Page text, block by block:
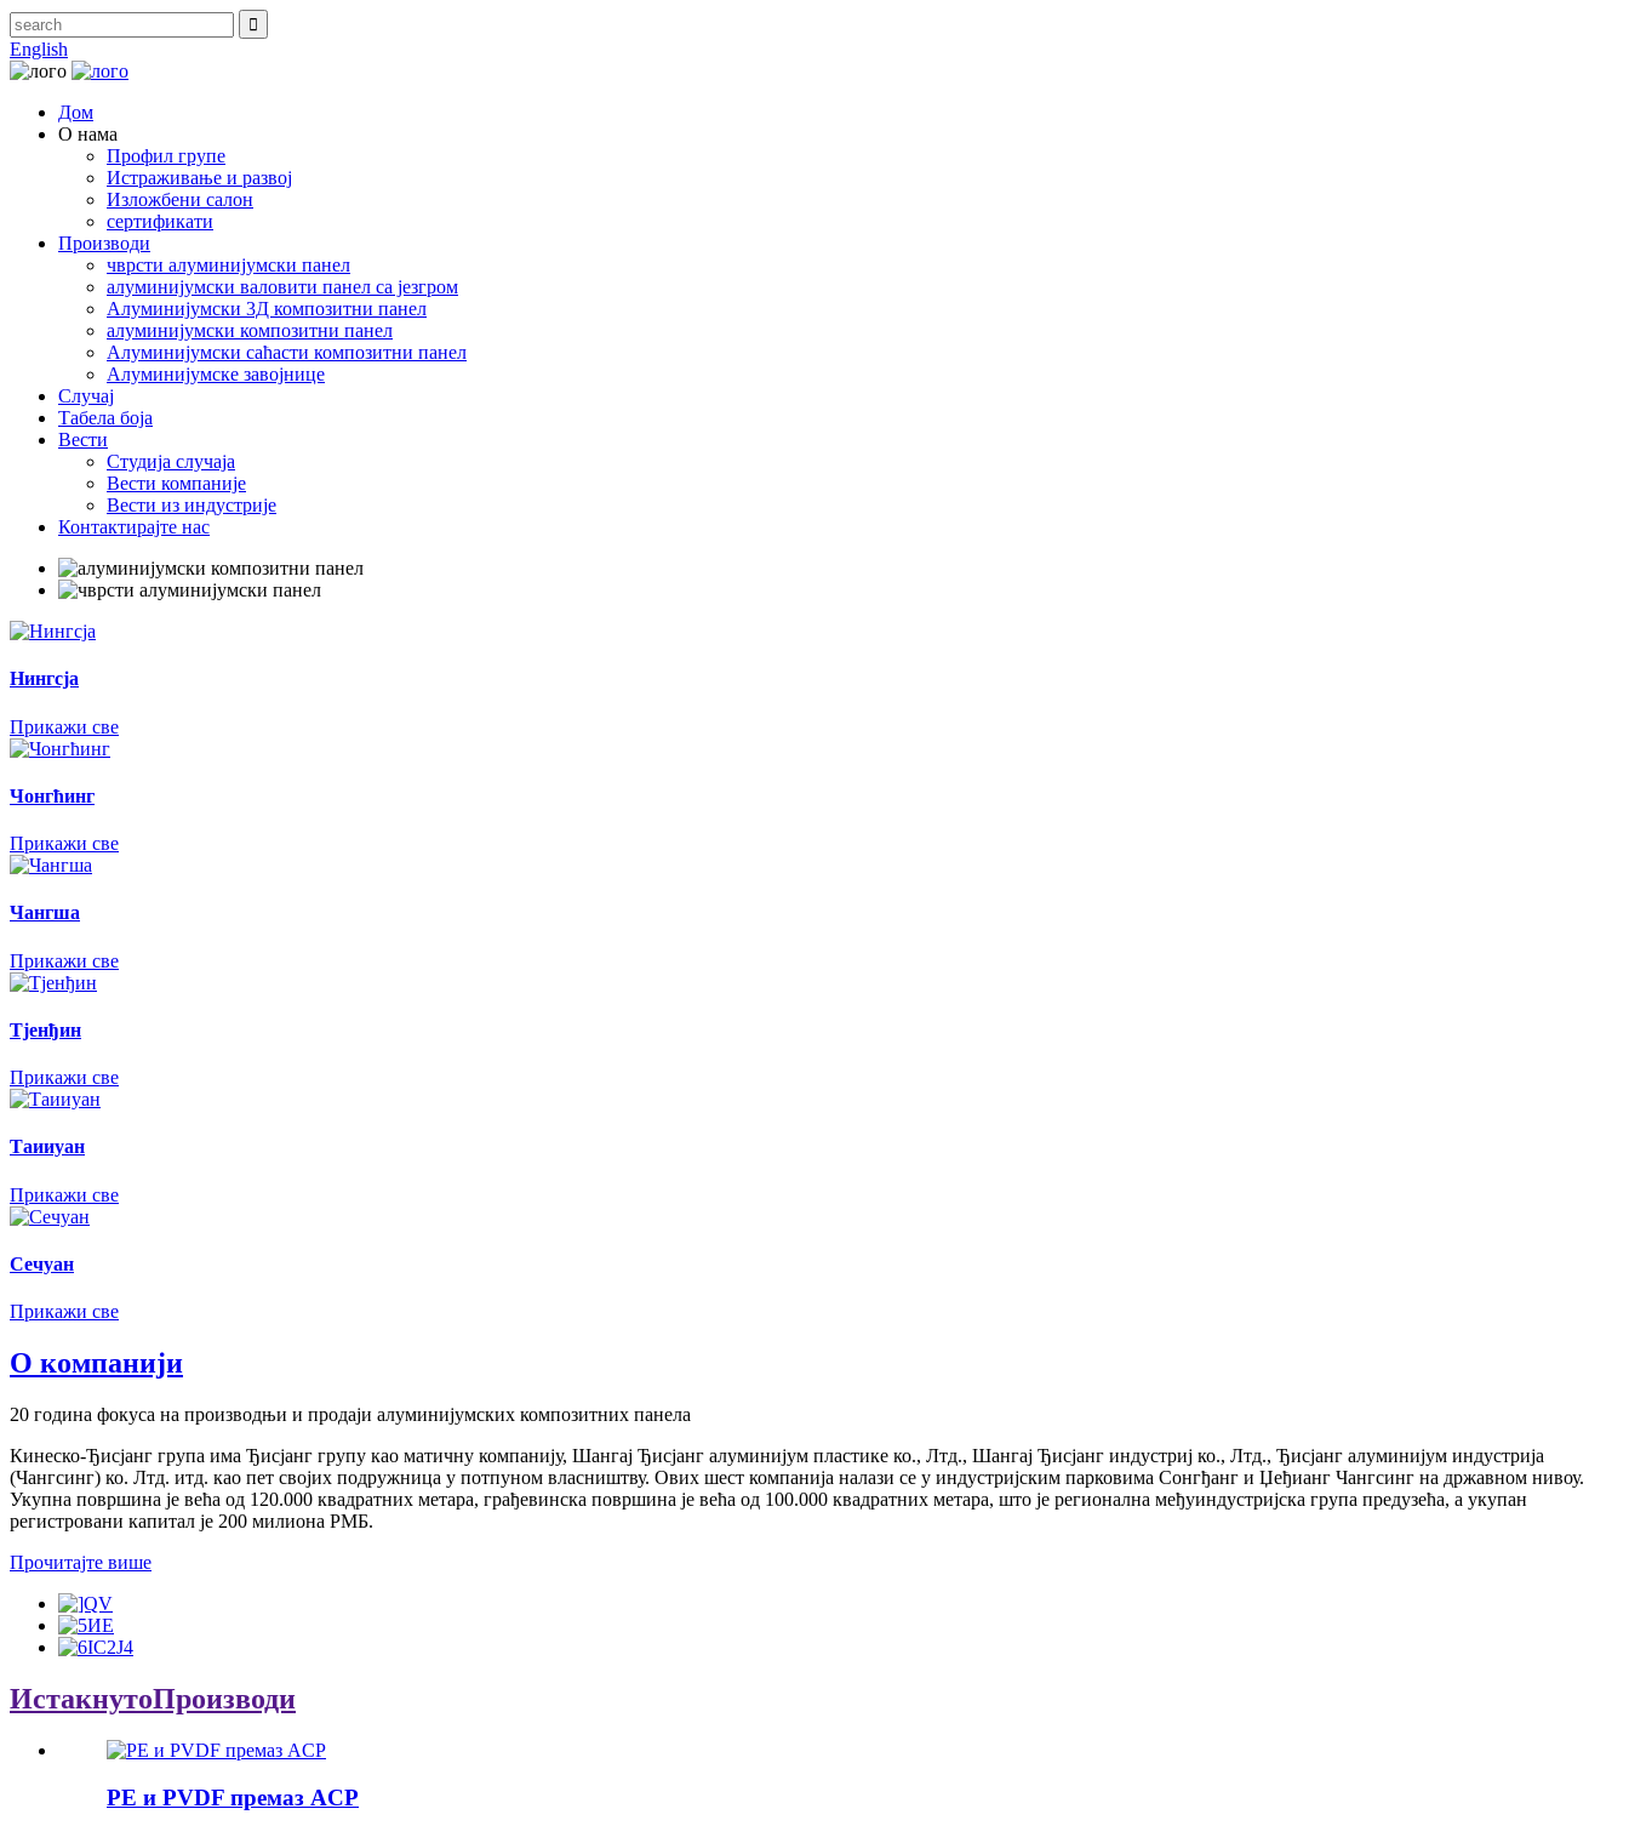
English
Дом
О нама
Профил групе
Истраживање и развој
Изложбени салон
сертификати
Производи
чврсти алуминијумски панел
алуминијумски валовити панел са језгром
Алуминијумски 3Д композитни панел
алуминијумски композитни панел
Алуминијумски саћасти композитни панел
Алуминијумске завојнице
Случај
Табела боја
Вести
Студија случаја
Вести компаније
Вести из индустрије
Контактирајте нас
Нингсја
Прикажи све
Чонгћинг
Прикажи све
Чангша
Прикажи све
Тјенђин
Прикажи све
Таииуан
Прикажи све
Сечуан
Прикажи све
О компанији
20 година фокуса на производњи и продаји алуминијумских композитних панела
Кинеско-Ђисјанг група има Ђисјанг групу као матичну компанију, Шангај Ђисјанг алуминијум пластике ко., Лтд., Шангај Ђисјанг индустриј ко., Лтд., Ђисјанг алуминијум индустрија
(Чангсинг) ко. Лтд. итд. као пет својих подружница у потпуном власништву. Ових шест компанија налази се у индустријским парковима Сонгђанг и Џеђианг Чангсинг на државном нивоу.
Укупна површина је већа од 120.000 квадратних метара, грађевинска површина је већа од 100.000 квадратних метара, што је регионална међуиндустријска група предузећа, а укупан
регистровани капитал је 200 милиона РМБ.
Прочитајте више
ИстакнутоПроизводи
PE и PVDF премаз ACP